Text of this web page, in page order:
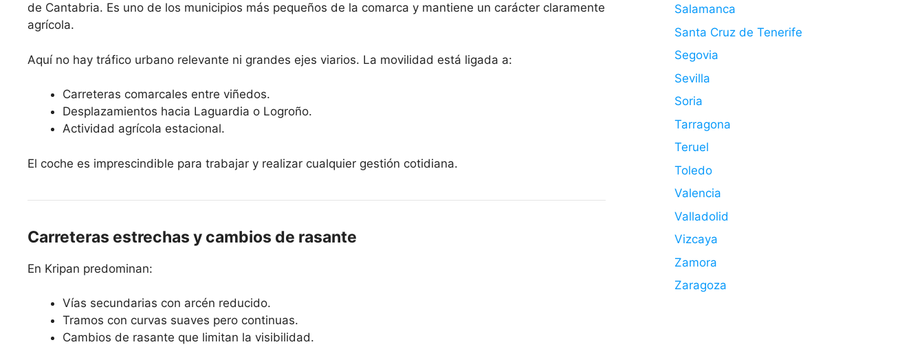
de Cantabria. Es uno de los municipios más pequeños de la comarca y mantiene un carácter claramente
agrícola.
Aquí no hay tráfico urbano relevante ni grandes ejes viarios. La movilidad está ligada a:
Carreteras comarcales entre viñedos.
Desplazamientos hacia Laguardia o Logroño.
Actividad agrícola estacional.
El coche es imprescindible para trabajar y realizar cualquier gestión cotidiana.
Carreteras estrechas y cambios de rasante
En Kripan predominan:
Vías secundarias con arcén reducido.
Tramos con curvas suaves pero continuas.
Cambios de rasante que limitan la visibilidad.
Salamanca
Santa Cruz de Tenerife
Segovia
Sevilla
Soria
Tarragona
Teruel
Toledo
Valencia
Valladolid
Vizcaya
Zamora
Zaragoza